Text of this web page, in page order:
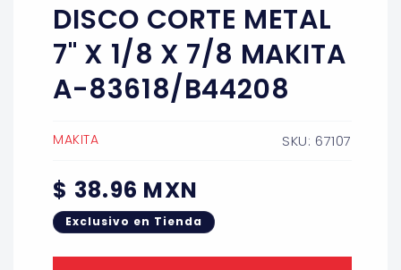
DISCO CORTE METAL
7'' X 1/8 X 7/8 MAKITA
A-83618/B44208
MAKITA SKU: 67107
Precio
habitual
$ 38.96 MXN
Exclusivo en Tienda